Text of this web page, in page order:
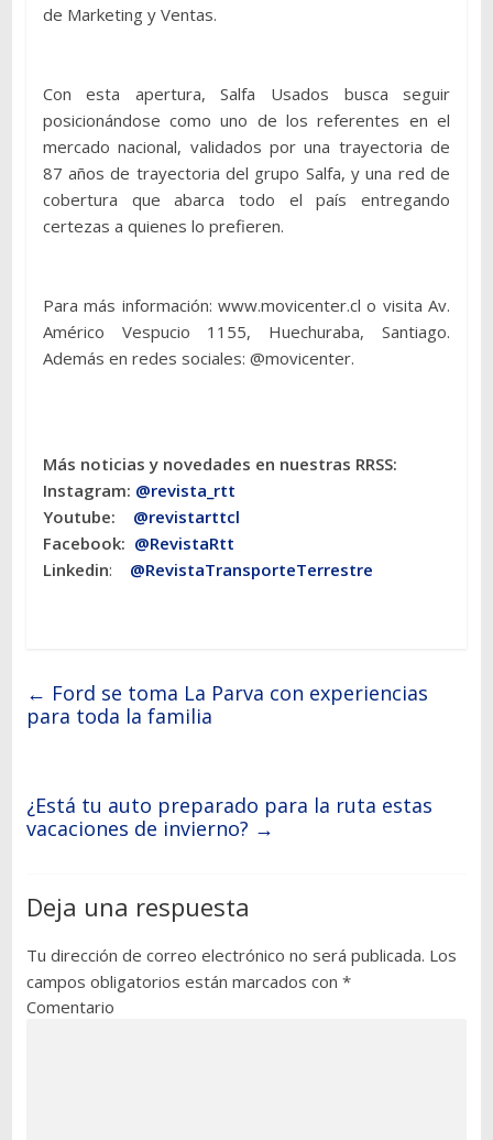
de Marketing y Ventas.
Con esta apertura, Salfa Usados busca seguir
posicionándose como uno de los referentes en el
mercado nacional, validados por una trayectoria de
87 años de trayectoria del grupo Salfa, y una red de
cobertura que abarca todo el país entregando
certezas a quienes lo prefieren.
Para más información: www.movicenter.cl o visita Av.
Américo Vespucio 1155, Huechuraba, Santiago.
Además en redes sociales: @movicenter.
Más noticias y novedades en nuestras RRSS:
Instagram: @revista_rtt
Youtube: @revistarttcl
Facebook: @RevistaRtt
Linkedin: @RevistaTransporteTerrestre
← Ford se toma La Parva con experiencias
para toda la familia
¿Está tu auto preparado para la ruta estas
vacaciones de invierno? →
Deja una respuesta
Tu dirección de correo electrónico no será publicada. Los
campos obligatorios están marcados con *
Comentario